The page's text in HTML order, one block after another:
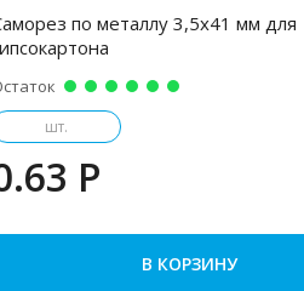
по металлу 3,5х41 мм для
шт.
P
В КОРЗИНУ